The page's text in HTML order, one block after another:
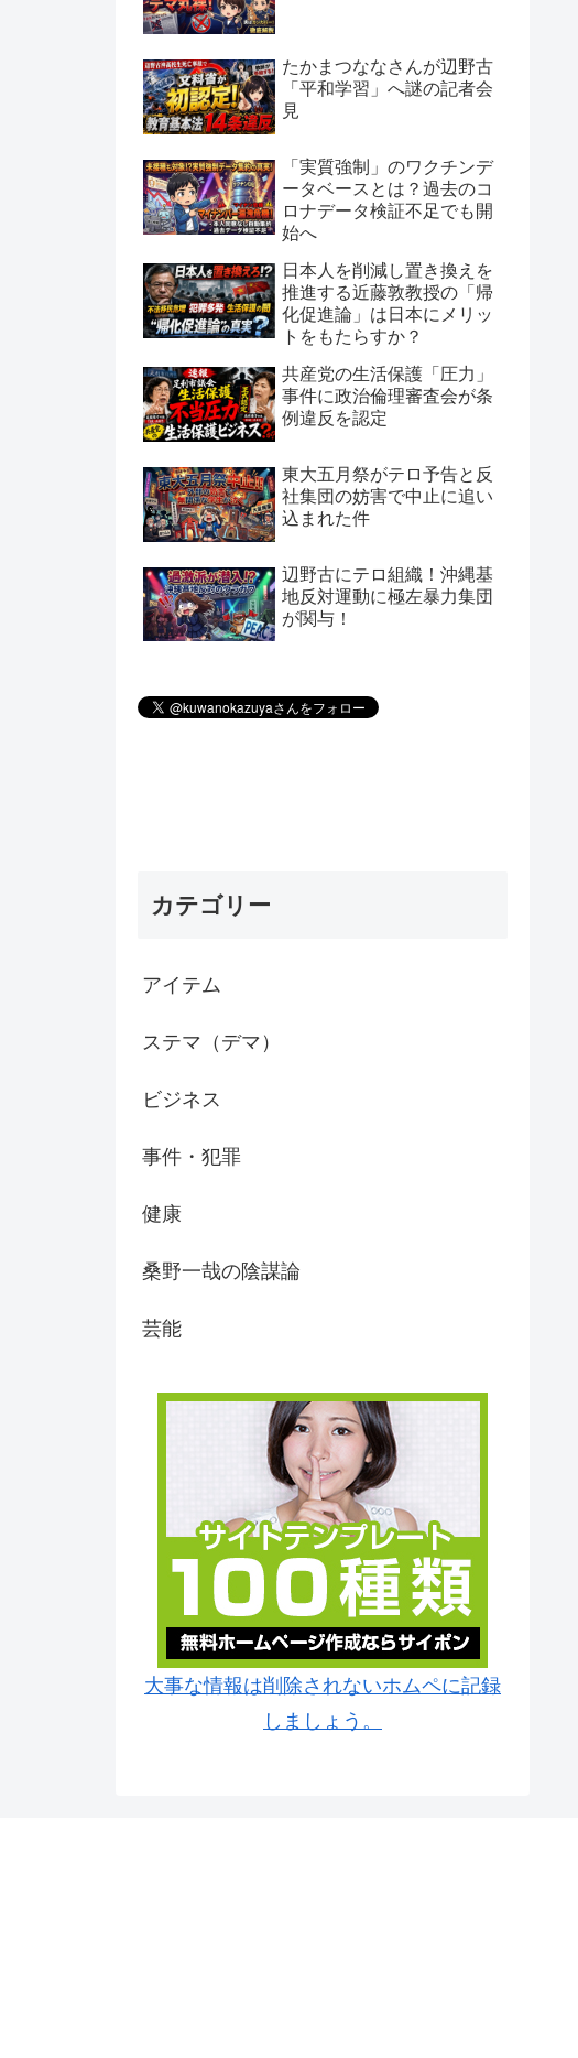
たかまつななさんが辺野古
「平和学習」へ謎の記者会
見
「実質強制」のワクチンデ
ータベースとは？過去のコ
ロナデータ検証不足でも開
始へ
日本人を削減し置き換えを
推進する近藤敦教授の「帰
化促進論」は日本にメリッ
トをもたらすか？
共産党の生活保護「圧力」
事件に政治倫理審査会が条
例違反を認定
東大五月祭がテロ予告と反
社集団の妨害で中止に追い
込まれた件
辺野古にテロ組織！沖縄基
地反対運動に極左暴力集団
が関与！
カテゴリー
アイテム
ステマ（デマ）
ビジネス
事件・犯罪
健康
桑野一哉の陰謀論
芸能
大事な情報は削除されないホムペに記録
しましょう。